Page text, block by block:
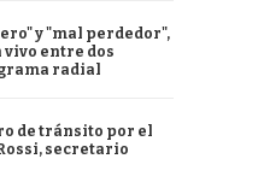
y "mal perdedor",
entre dos
radial
de tránsito por el
secretario